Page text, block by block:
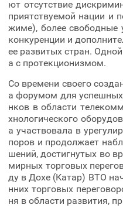
ют отсутствие
приятствуемой нации и
жиме), более свободные
конкуренции и
ее развитых стран.
а с протекционизмом.
Со времени своего
а форумом для
нков в области
хнологического
а участвовала в
поров и продолжает
шений, достигнутых во
мирных торговых
ду в Дохе (Катар) ВТО
нних торговых
ня в области развития,